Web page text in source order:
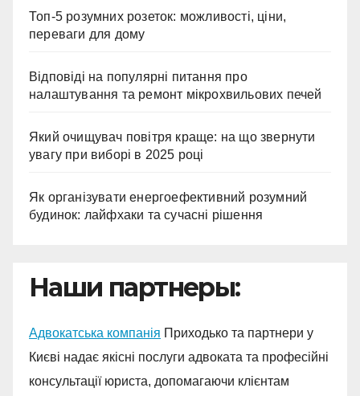
Топ-5 розумних розеток: можливості, ціни,
переваги для дому
Відповіді на популярні питання про
налаштування та ремонт мікрохвильових печей
Який очищувач повітря краще: на що звернути
увагу при виборі в 2025 році
Як організувати енергоефективний розумний
будинок: лайфхаки та сучасні рішення
Наши партнеры:
Адвокатська компанія Приходько та партнери у
Києві надає якісні послуги адвоката та професійні
консультації юриста, допомагаючи клієнтам